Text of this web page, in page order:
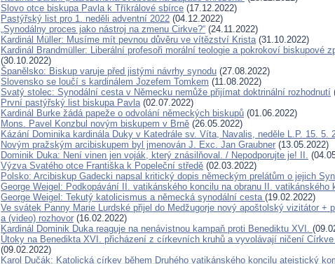
Slovo otce biskupa Pavla k Tříkrálové sbírce (17.12.2022)
Pastýřský list pro 1. neděli adventní 2022 (04.12.2022)
„Synodálny proces jako nástroj na zmenu Cirkve?“ (24.11.2022)
Kardinál Müller: Musíme mít pevnou důvěru ve vítězství Krista(31.10.2022)
Kardinál Brandmüller: Liberální profesoři morální teologie a pokrokoví biskupové
(30.10.2022)
Španělsko: Biskup varuje před jistými návrhy synodu (27.08.2022)
Slovensko se loučí s kardinálem Jozefem Tomkem (11.08.2022)
Svatý stolec: Synodální cesta v Německu nemůže přijímat doktrinální rozhodnutí
První pastýřský list biskupa Pavla(02.07.2022)
Kardinál Burke žádá papeže o odvolání německých biskupů (01.06.2022)
Mons. Pavel Konzbul novým biskupem v Brně (26.05.2022)
Kázání Dominika kardinála Duky v Katedrále sv. Víta, Navalis, neděle L.P. 15. 5.
Novým pražským arcibiskupem byl jmenován J. Exc. Jan Graubner (13.05.2022)
Dominik Duka: Není vinen jen voják, který znásilňoval. / Nepodporujte je! II.
Výzva Svatého otce Františka k Popeleční středě (02.03.2022)
Polsko: Arcibiskup Gadecki napsal kritický dopis německým prelátům o jejich
George Weigel: Podkopávání II. vatikánského koncilu na obranu II. vatikánského
George Weigel: Tekutý katolicismus a německá synodální cesta (19.02.2022)
Ve svátek Panny Marie Lurdské přijel do Medžugorje nový apoštolský vizitátor +
a (video) rozhovor (16.02.2022)
Kardinál Dominik Duka reaguje na nenávistnou kampaň proti Benediktu XVI.
Útoky na Benedikta XVI. přicházení z církevních kruhů a vyvolávají ničení Církve
(09.02.2022)
Karol Dučák: Katolická církev během Druhého vatikánského koncilu ateistický